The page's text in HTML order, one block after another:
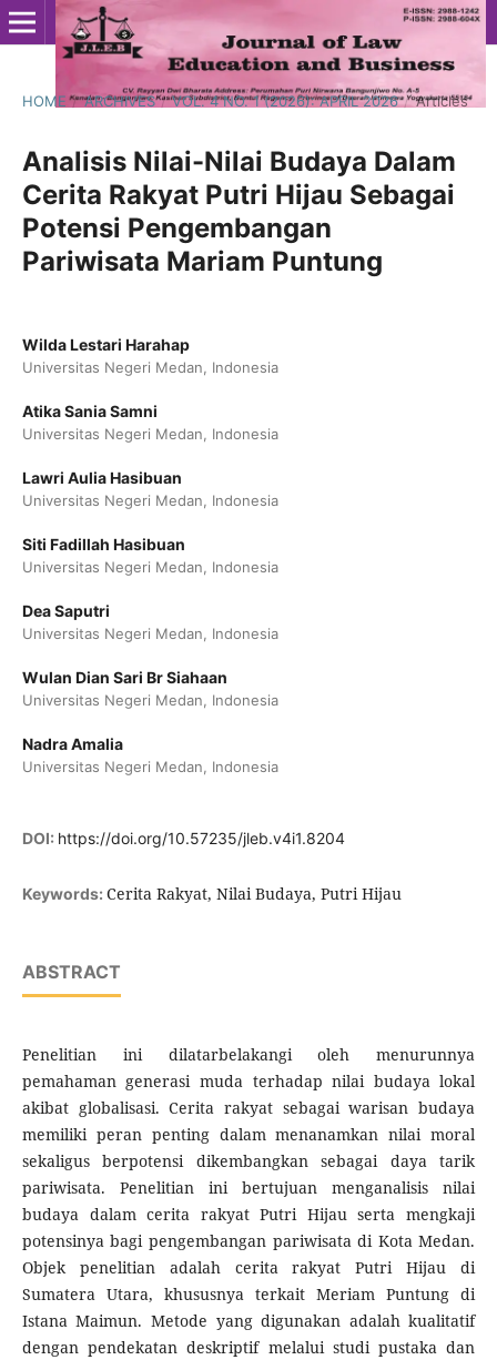
HOME / ARCHIVES / VOL. 4 NO. 1 (2026): APRIL 2026 / Articles
Analisis Nilai-Nilai Budaya Dalam
Cerita Rakyat Putri Hijau Sebagai
Potensi Pengembangan
Pariwisata Mariam Puntung
Wilda Lestari Harahap
Universitas Negeri Medan, Indonesia
Atika Sania Samni
Universitas Negeri Medan, Indonesia
Lawri Aulia Hasibuan
Universitas Negeri Medan, Indonesia
Siti Fadillah Hasibuan
Universitas Negeri Medan, Indonesia
Dea Saputri
Universitas Negeri Medan, Indonesia
Wulan Dian Sari Br Siahaan
Universitas Negeri Medan, Indonesia
Nadra Amalia
Universitas Negeri Medan, Indonesia
DOI: https://doi.org/10.57235/jleb.v4i1.8204
Keywords: Cerita Rakyat, Nilai Budaya, Putri Hijau
ABSTRACT
Penelitian ini dilatarbelakangi oleh menurunnya
pemahaman generasi muda terhadap nilai budaya lokal
akibat globalisasi. Cerita rakyat sebagai warisan budaya
memiliki peran penting dalam menanamkan nilai moral
sekaligus berpotensi dikembangkan sebagai daya tarik
pariwisata. Penelitian ini bertujuan menganalisis nilai
budaya dalam cerita rakyat Putri Hijau serta mengkaji
potensinya bagi pengembangan pariwisata di Kota Medan.
Objek penelitian adalah cerita rakyat Putri Hijau di
Sumatera Utara, khususnya terkait Meriam Puntung di
Istana Maimun. Metode yang digunakan adalah kualitatif
dengan pendekatan deskriptif melalui studi pustaka dan